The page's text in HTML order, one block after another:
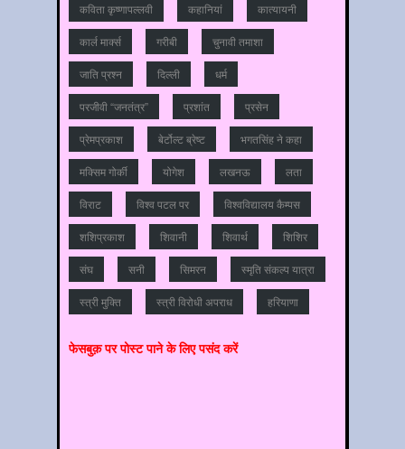
कविता कृष्णापल्लवी कहानियां कात्‍यायनी
कार्ल मार्क्स गरीबी चुनावी तमाशा
जाति प्रश्‍न दिल्‍ली धर्म
परजीवी “जनतंत्र” प्रशांत प्रसेन
प्रेमप्रकाश बेर्टोल्ट ब्रेष्ट भगतसिंह ने कहा
मक्सिम गोर्की योगेश लखनऊ लता
विराट विश्‍व पटल पर विश्‍वविद्यालय कैम्‍पस
शशिप्रकाश शिवानी शिवार्थ शिशिर
संघ सनी सिमरन स्मृति संकल्प यात्रा
स्‍त्री मुक्ति स्‍त्री विरोधी अपराध हरियाणा
फेसबुक़ पर पोस्‍ट पाने के लिए पसंद करें